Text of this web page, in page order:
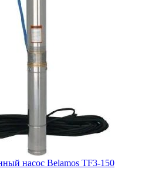
насос Belamos TF3-150